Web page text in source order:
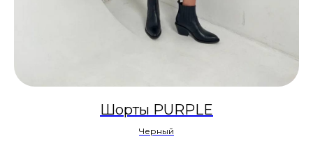
Шорты PURPLE
Черный